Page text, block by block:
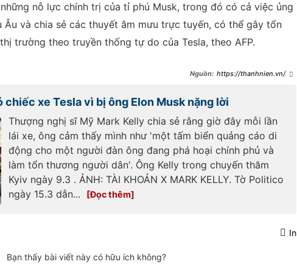
nỗ lực chính trị của tỉ phú Musk, trong đó có cả việc ủng
Âu và chia sẻ các thuyết âm mưu trực tuyến, có thể gây tổn
trường theo truyền thống tự do của Tesla, theo AFP.
https://thanhnien.vn/bo
ty-tesla-
185250319215031922.htm
xe Tesla vì bị ông Elon Musk nặng lời
Thượng nghị sĩ Mỹ Mark Kelly chia sẻ rằng giờ đây mỗi lần
lái xe, ông cảm thấy mình như 'một tấm biển quảng cáo di
động cho một người đàn ông đang phá hoại chính phủ và
làm tổn thương người dân'. Ông Kelly trong chuyến thăm
Kyiv ngày 9.3 . ẢNH: TÀI KHOẢN X MARK KELLY. Tờ Politico
ngày 15.3 dẫn...
In
Bạn thấy bài viết này có hữu ích không?